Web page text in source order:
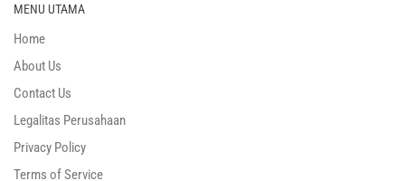
MENU UTAMA
Home
About Us
Contact Us
Legalitas Perusahaan
Privacy Policy
Terms of Service